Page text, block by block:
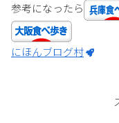
参考になったら
にほんブログ村